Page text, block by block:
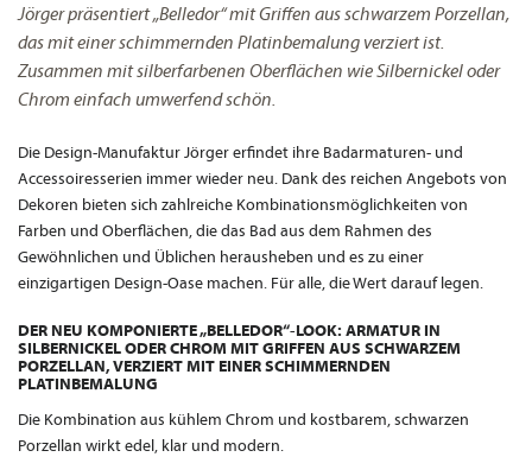
Jörger präsentiert „Belledor“ mit Griffen aus schwarzem Porzellan,
das mit einer schimmernden Platinbemalung verziert ist.
Zusammen mit silberfarbenen Oberflächen wie Silbernickel oder
Chrom einfach umwerfend schön.
Die Design-Manufaktur Jörger erfindet ihre Badarmaturen- und
Accessoiresserien immer wieder neu. Dank des reichen Angebots von
Dekoren bieten sich zahlreiche Kombinationsmöglichkeiten von
Farben und Oberflächen, die das Bad aus dem Rahmen des
Gewöhnlichen und Üblichen herausheben und es zu einer
einzigartigen Design-Oase machen. Für alle, die Wert darauf legen.
DER NEU KOMPONIERTE „BELLEDOR“-LOOK: ARMATUR IN
SILBERNICKEL ODER CHROM MIT GRIFFEN AUS SCHWARZEM
PORZELLAN, VERZIERT MIT EINER SCHIMMERNDEN
PLATINBEMALUNG
Die Kombination aus kühlem Chrom und kostbarem, schwarzen
Porzellan wirkt edel, klar und modern.